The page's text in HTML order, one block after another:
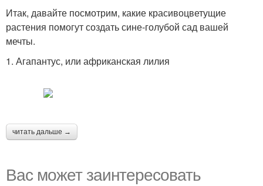
Итак, давайте посмотрим, какие красивоцветущие
растения помогут создать сине-голубой сад вашей
мечты.
1. Агапантус, или африканская лилия
читать дальше →
Вас может заинтересовать